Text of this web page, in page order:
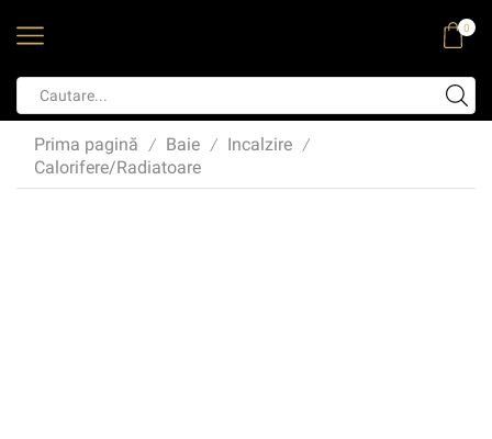
0
Prima pagină / Baie / Incalzire /
Calorifere/Radiatoare